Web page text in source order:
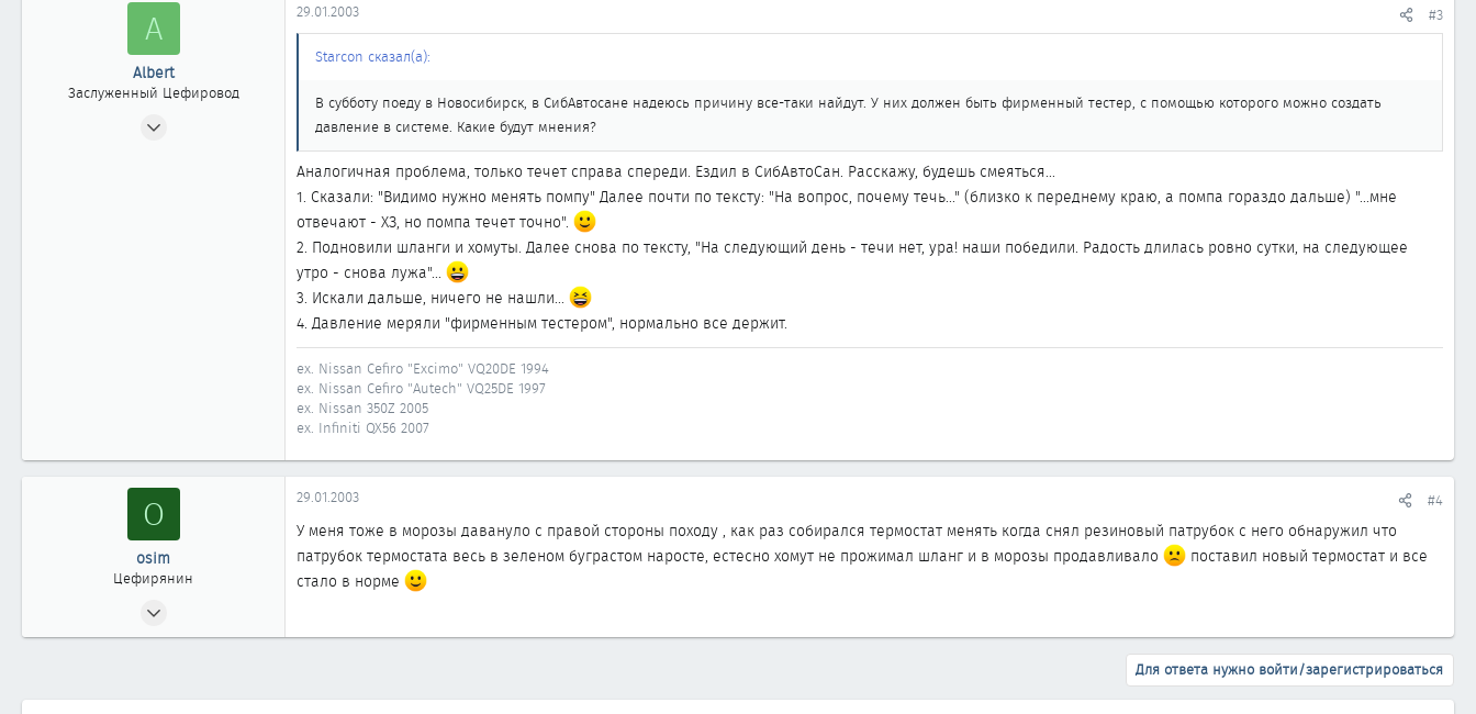
A
Albert
Заслуженный Цефировод
29.01.2003 #3
Starcon сказал(а):
В субботу поеду в Новосибирск, в СибАвтосане надеюсь причину все-таки найдут. У них должен быть фирменный тестер, с помощью которого можно создать
давление в системе. Какие будут мнения?
Аналогичная проблема, только течет справа спереди. Ездил в СибАвтоСан. Расскажу, будешь смеяться...
1. Сказали: "Видимо нужно менять помпу" Далее почти по тексту: "На вопрос, почему течь..." (близко к переднему краю, а помпа гораздо дальше) "...мне
отвечают - ХЗ, но помпа течет точно".
2. Подновили шланги и хомуты. Далее снова по тексту, "На следующий день - течи нет, ура! наши победили. Радость длилась ровно сутки, на следующее
утро - снова лужа"...
3. Искали дальше, ничего не нашли...
4. Давление меряли "фирменным тестером", нормально все держит.
ex. Nissan Cefiro "Excimo" VQ20DE 1994
ex. Nissan Cefiro "Autech" VQ25DE 1997
ex. Nissan 350Z 2005
ex. Infiniti QX56 2007
O
osim
Цефирянин
351
29.01.2003 #4
У меня тоже в морозы давануло с правой стороны походу , как раз собирался термостат менять когда снял резиновый патрубок с него обнаружил что
патрубок термостата весь в зеленом буграстом наросте, естесно хомут не прожимал шланг и в морозы продавливало
поставил новый термостат и все
стало в норме
Для ответа нужно войти/зарегистрироваться